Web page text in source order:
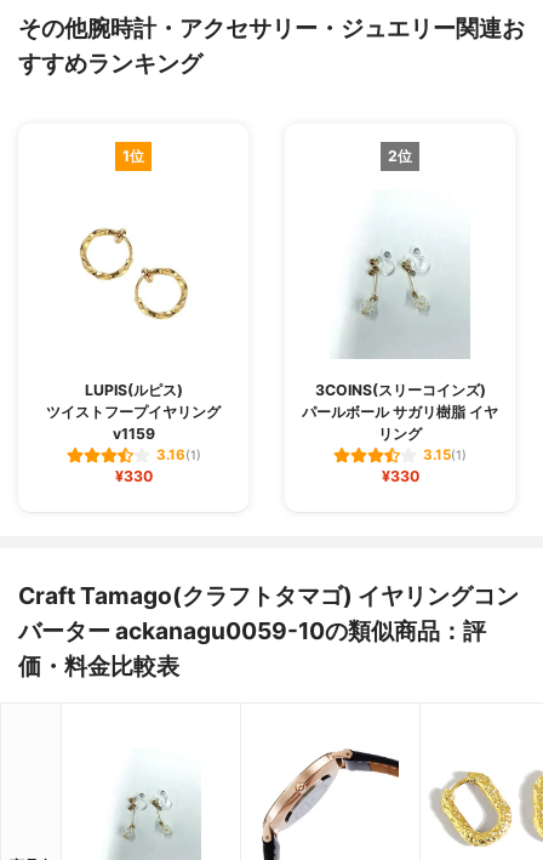
その他腕時計・アクセサリー・ジュエリー関連お
すすめランキング
1位
LUPIS(ルピス)
ツイストフープイヤリング
v1159
3.16(1)
¥330
2位
3COINS(スリーコインズ)
パールボール サガリ樹脂 イヤ
リング
3.15(1)
¥330
Craft Tamago(クラフトタマゴ) イヤリングコン
バーター ackanagu0059-10の類似商品：評
価・料金比較表